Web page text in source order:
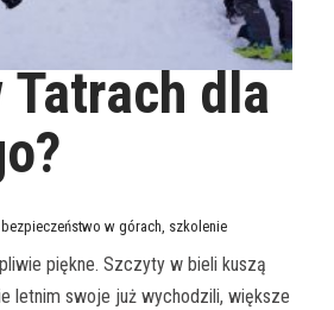
Tatrach dla
bezpieczeństwo w górach, szkolenie
piękne. Szczyty w bieli kuszą
letnim swoje już wychodzili, większe